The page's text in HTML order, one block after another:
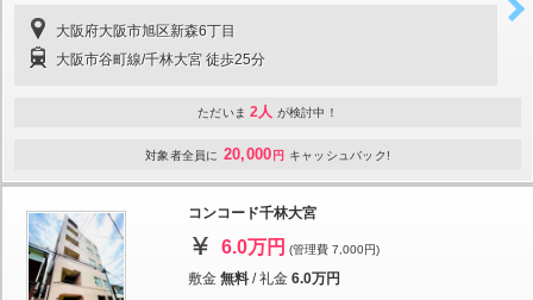
大阪府大阪市旭区新森6丁目
大阪市谷町線/千林大宮 徒歩25分
ただいま 2人 が検討中！
対象者全員に 20,000 円 キャッシュバック!
コンコード千林大宮
6.0万円 (管理費 7,000円)
敷金 無料 /礼金 6.0万円